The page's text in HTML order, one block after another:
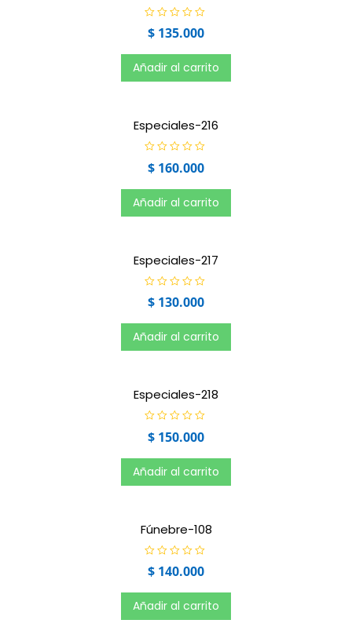
V
a
o
r
a
d
d
e
5
$ 135.000
Añadir al carrito
Especiales-216
a
o
r
a
d
d
5
$ 160.000
Añadir al carrito
Especiales-217
V
a
o
r
a
d
d
e
5
$ 130.000
Añadir al carrito
Especiales-218
a
o
r
a
d
0
d
5
$ 150.000
Añadir al carrito
Fúnebre-108
V
a
o
r
a
d
$ 140.000
Añadir al carrito